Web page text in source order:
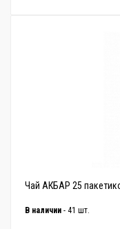
Чай АКБАР 25
В наличии - 41 шт.